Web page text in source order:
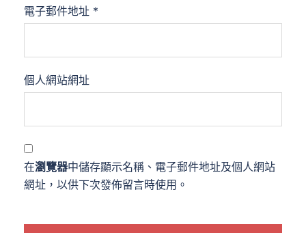
電子郵件地址 *
個人網站網址
在瀏覽器中儲存顯示名稱、電子郵件地址及個人網站
網址，以供下次發佈留言時使用。